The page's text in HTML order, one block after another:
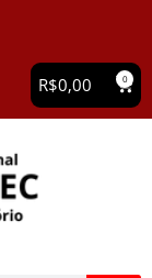
R$0,00 0